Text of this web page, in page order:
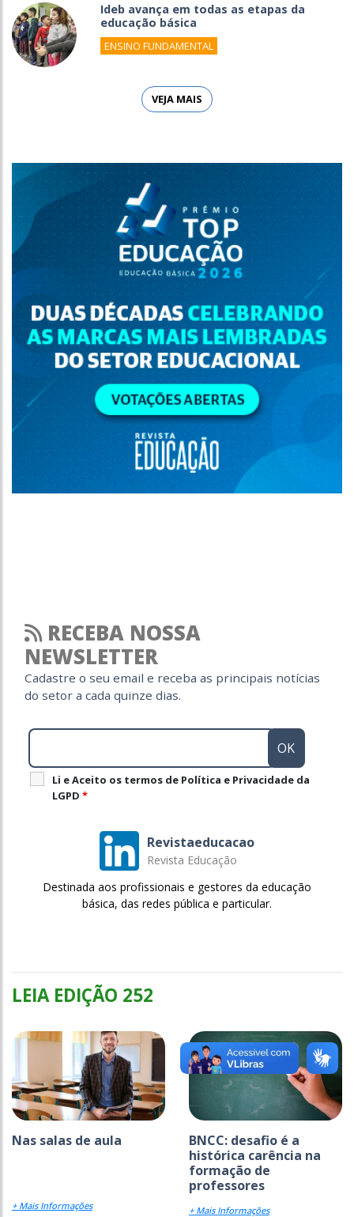
Ideb avança em todas as etapas da
educação básica
ENSINO FUNDAMENTAL
VEJA MAIS
RECEBA NOSSA
NEWSLETTER
Cadastre o seu email e receba as principais notícias
do setor a cada quinze dias.
Li e Aceito os termos de Política e Privacidade da
LGPD *
Revistaeducacao
Revista Educação
Destinada aos profissionais e gestores da educação
básica, das redes pública e particular.
LEIA EDIÇÃO 252
Nas salas de aula
+ Mais Informações
BNCC: desafio é a
histórica carência na
formação de
professores
+ Mais Informações